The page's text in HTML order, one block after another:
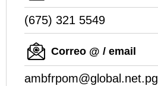
(675) 321 5549
Correo @ / email
ambfrpom@global.net.pg